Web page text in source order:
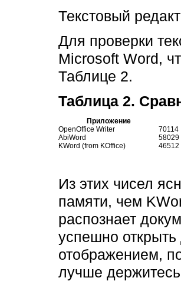
Текстовый
Для проверки
Microsoft Word,
Таблице 2.
Таблица 2.
Приложение
OpenOffice Writer
70114
AbiWord
58029
KWord (from KOffice)
46512
Из этих чисел
памяти, чем
распознает
успешно открыть
отображением,
лучше